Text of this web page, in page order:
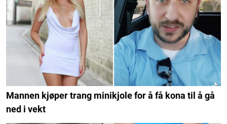
Mannen kjøper trang minikjole for å få kona til å gå
ned i vekt